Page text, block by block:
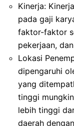
Kinerja:
pada gaji
faktor-faktor
pekerjaan,
Lokasi
dipengaruhi
yang
tinggi
lebih tinggi
daerah